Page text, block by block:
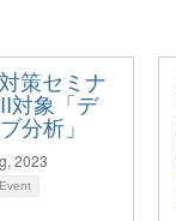
策セミナ
対象「デ
分析」
2023
Event